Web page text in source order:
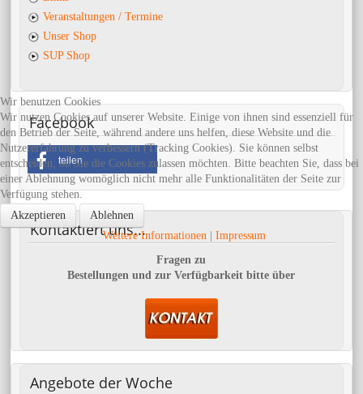
Veranstaltungen / Termine
Unser Shop
SUP Shop
Facebook
teilen
Kontaktiertuns...
Fragen zu
Bestellungen und zur Verfügbarkeit bitte über
Angebote der Woche
Wir benutzen Cookies
Wir nutzen Cookies auf unserer Website. Einige von ihnen sind essenziell für
den Betrieb der Seite, während andere uns helfen, diese Website und die
Nutzererfahrung zu verbessern (Tracking Cookies). Sie können selbst
entscheiden, ob Sie die Cookies zulassen möchten. Bitte beachten Sie, dass bei
einer Ablehnung womöglich nicht mehr alle Funktionalitäten der Seite zur
Verfügung stehen.
Akzeptieren
Ablehnen
Weitere Informationen| Impressum